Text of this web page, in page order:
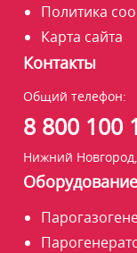
Политика
Карта сайта
Контакты
Общий телефон:
8 800 100
Нижний
Оборудование